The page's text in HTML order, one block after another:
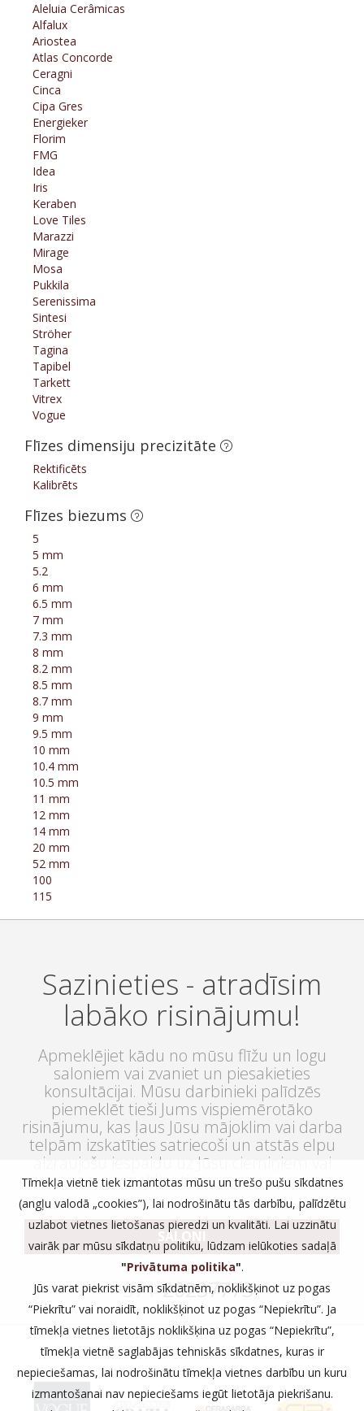
Aleluia Cerâmicas
Alfalux
Ariostea
Atlas Concorde
Ceragni
Cinca
Cipa Gres
Energieker
Florim
FMG
Idea
Iris
Keraben
Love Tiles
Marazzi
Mirage
Mosa
Pukkila
Serenissima
Sintesi
Ströher
Tagina
Tapibel
Tarkett
Vitrex
Vogue
Flīzes dimensiju precizitāte
Rektificēts
Kalibrēts
Flīzes biezums
5
5 mm
5.2
6 mm
6.5 mm
7 mm
7.3 mm
8 mm
8.2 mm
8.5 mm
8.7 mm
9 mm
9.5 mm
10 mm
10.4 mm
10.5 mm
11 mm
12 mm
14 mm
20 mm
52 mm
100
115
Sazinieties - atradīsim
labāko risinājumu!
Apmeklējiet kādu no mūsu flīžu un logu
saloniem vai zvaniet un piesakieties
konsultācijai. Mūsu darbinieki palīdzēs
piemeklēt tieši Jums vispiemērotāko
risinājumu, kas ļaus Jūsu mājoklim vai darba
telpām izskatīties satriecoši un atstās elpu
aizraujošu iespaidu uz Jūsu ciemiņiem vai
klientiem.
SALONI
vai zvaniet:
+37120237773
Tīmekļa vietnē tiek izmantotas mūsu un trešo pušu sīkdatnes
(angļu valodā „cookies”), lai nodrošinātu tās darbību, palīdzētu
uzlabot vietnes lietošanas pieredzi un kvalitāti. Lai uzzinātu
vairāk par mūsu sīkdatņu politiku, lūdzam ielūkoties sadaļā
"Privātuma politika".
Jūs varat piekrist visām sīkdatnēm, noklikšķinot uz pogas
“Piekrītu” vai noraidīt, noklikšķinot uz pogas “Nepiekrītu”. Ja
tīmekļa vietnes lietotājs noklikšķina uz pogas “Nepiekrītu”,
tīmekļa vietnē saglabājas tehniskās sīkdatnes, kuras ir
nepieciešamas, lai nodrošinātu tīmekļa vietnes darbību un kuru
izmantošanai nav nepieciešams iegūt lietotāja piekrišanu.